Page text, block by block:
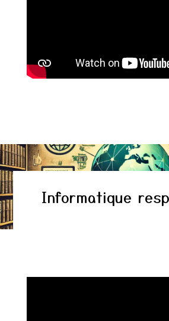
Informatique